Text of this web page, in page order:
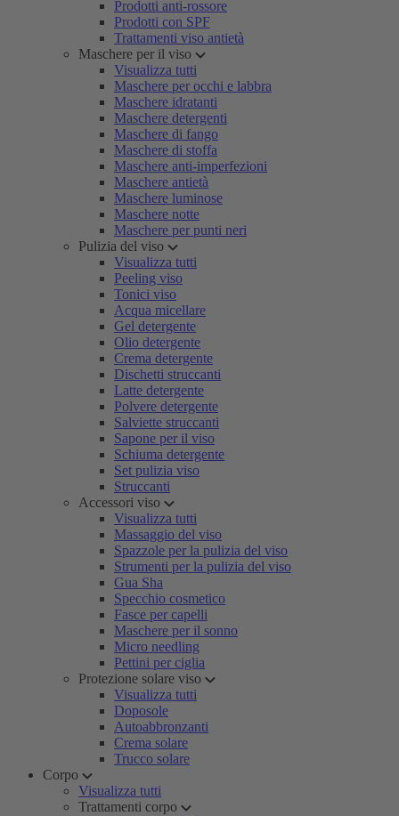
Prodotti anti-rossore
Prodotti con SPF
Trattamenti viso antietà
Maschere per il viso
Visualizza tutti
Maschere per occhi e labbra
Maschere idratanti
Maschere detergenti
Maschere di fango
Maschere di stoffa
Maschere anti-imperfezioni
Maschere antietà
Maschere luminose
Maschere notte
Maschere per punti neri
Pulizia del viso
Visualizza tutti
Peeling viso
Tonici viso
Acqua micellare
Gel detergente
Olio detergente
Crema detergente
Dischetti struccanti
Latte detergente
Polvere detergente
Salviette struccanti
Sapone per il viso
Schiuma detergente
Set pulizia viso
Struccanti
Accessori viso
Visualizza tutti
Massaggio del viso
Spazzole per la pulizia del viso
Strumenti per la pulizia del viso
Gua Sha
Specchio cosmetico
Fasce per capelli
Maschere per il sonno
Micro needling
Pettini per ciglia
Protezione solare viso
Visualizza tutti
Doposole
Autoabbronzanti
Crema solare
Trucco solare
Corpo
Visualizza tutti
Trattamenti corpo